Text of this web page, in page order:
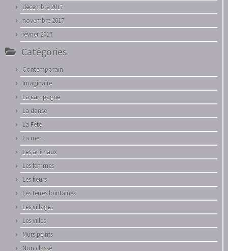
décembre 2017
novembre 2017
février 2017
Catégories
Contemporain
Imaginaire
La campagne
La danse
La Fête
La mer
Les animaux
Les femmes
Les fleurs
Les terres lointaines
Les villages
Les villes
Murs peints
Non classé